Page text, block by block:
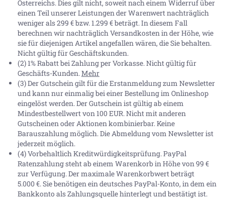
Österreichs. Dies gilt nicht, soweit nach einem Widerruf über
einen Teil unserer Leistungen der Warenwert nachträglich
weniger als 299 € bzw. 1.299 € beträgt. In diesem Fall
berechnen wir nachträglich Versandkosten in der Höhe, wie
sie für diejenigen Artikel angefallen wären, die Sie behalten.
Nicht gültig für Geschäftskunden.
(2) 1% Rabatt bei Zahlung per Vorkasse. Nicht gültig für
Geschäfts-Kunden.Mehr
(3) Der Gutschein gilt für die Erstanmeldung zum Newsletter
und kann nur einmalig bei einer Bestellung im Onlineshop
eingelöst werden. Der Gutschein ist gültig ab einem
Mindestbestellwert von 100 EUR. Nicht mit anderen
Gutscheinen oder Aktionen kombinierbar. Keine
Barauszahlung möglich. Die Abmeldung vom Newsletter ist
jederzeit möglich.
(4) Vorbehaltlich Kreditwürdigkeitsprüfung. PayPal
Ratenzahlung steht ab einem Warenkorb in Höhe von99 €
zur Verfügung. Der maximale Warenkorbwert beträgt
5.000 €. Sie benötigen ein deutsches PayPal-Konto, in dem ein
Bankkonto als Zahlungsquelle hinterlegt und bestätigt ist.